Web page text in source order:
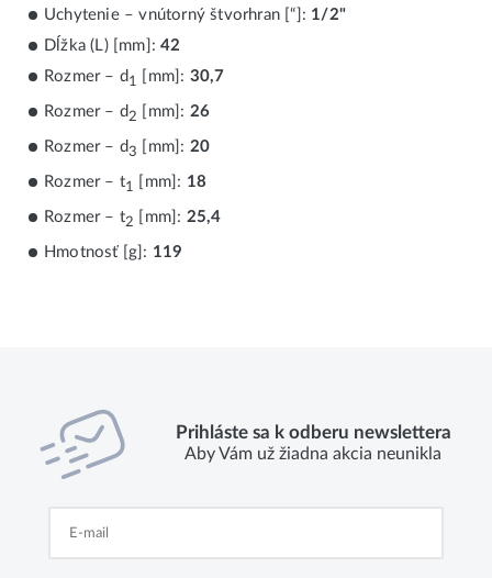
Uchytenie – vnútorný štvorhran [“]: 1/2"
Dĺžka (L) [mm]:42
Rozmer – d1 [mm]: 30,7
Rozmer – d2 [mm]: 26
Rozmer – d3 [mm]: 20
Rozmer – t1 [mm]: 18
Rozmer – t2 [mm]: 25,4
Hmotnosť [g]: 119
Prihláste sa k odberu newslettera
Aby Vám už žiadna akcia neunikla